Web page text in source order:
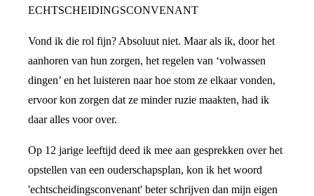
ECHTSCHEIDINGSCONVENANT
Vond ik die rol fijn? Absoluut niet. Maar als ik, door het
aanhoren van hun zorgen, het regelen van ‘volwassen
dingen’ en het luisteren naar hoe stom ze elkaar vonden,
ervoor kon zorgen dat ze minder ruzie maakten, had ik
daar alles voor over.
Op 12 jarige leeftijd deed ik mee aan gesprekken over het
opstellen van een ouderschapsplan, kon ik het woord
'echtscheidingsconvenant' beter schrijven dan mijn eigen